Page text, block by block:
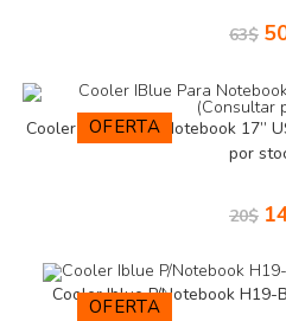
63$
OFERTA
Cooler IBlue Para Notebook 17”
por
20$
OFERTA
Cooler Iblue P/Notebook H19-